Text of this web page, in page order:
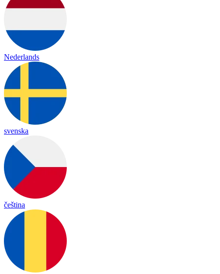
Nederlands
svenska
čeština